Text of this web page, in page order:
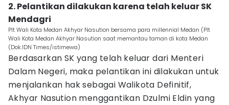
2. Pelantikan dilakukan karena telah keluar SK
Mendagri
Plt Wali Kota Medan Akhyar Nasution bersama para millennial Medan (Plt
Wali Kota Medan Akhyar Nasution saat memantau taman di kota Medan
(Dok.IDN Times/istimewa)
Berdasarkan SK yang telah keluar dari Menteri
Dalam Negeri, maka pelantikan ini dilakukan untuk
menjalankan hak sebagai Walikota Definitif,
Akhyar Nasution menggantikan Dzulmi Eldin yang